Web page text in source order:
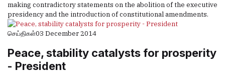
making contradictory statements on the abolition of the executive
presidency and the introduction of constitutional amendments.
செய்திகள்03 December 2014
Peace, stability catalysts for prosperity
- President